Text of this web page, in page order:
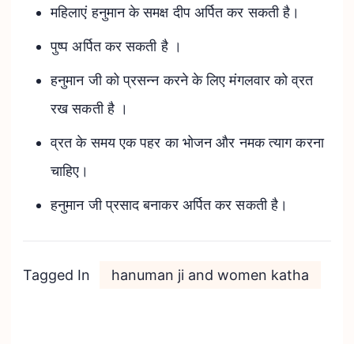
महिलाएं हनुमान के समक्ष दीप अर्पित कर सकती है।
पुष्प अर्पित कर सकती है ।
हनुमान जी को प्रसन्न करने के लिए मंगलवार को व्रत
रख सकती है ।
व्रत के समय एक पहर का भोजन और नमक त्याग करना
चाहिए।
हनुमान जी प्रसाद बनाकर अर्पित कर सकती है।
Tagged In hanuman ji and women katha